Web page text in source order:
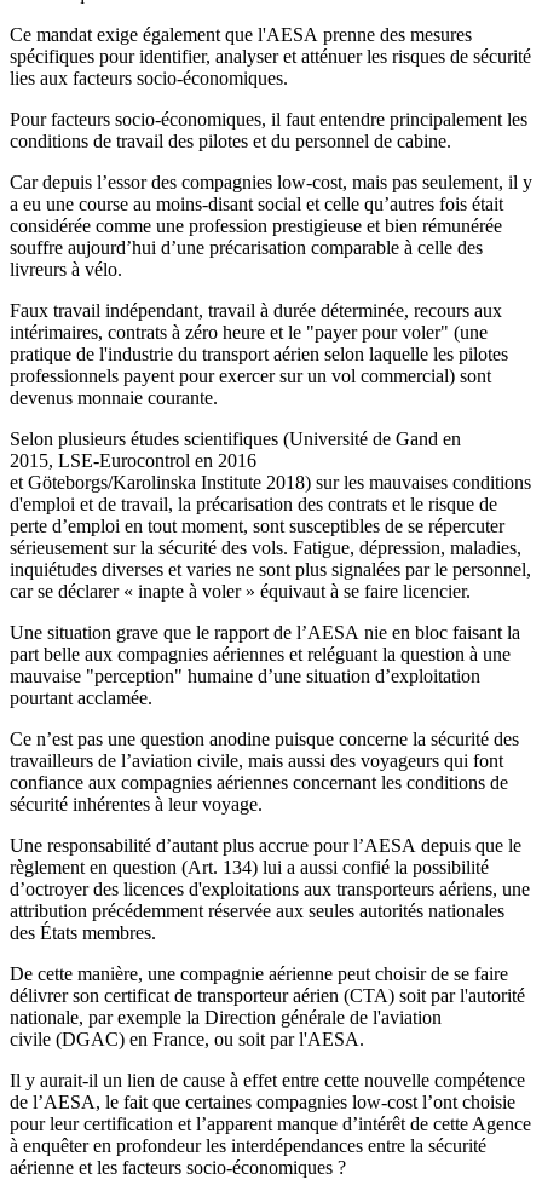
Ce mandat exige également que l'AESA prenne des mesures
spécifiques pour identifier, analyser et atténuer les risques de sécurité
lies aux facteurs socio-économiques.
Pour facteurs socio-économiques, il faut entendre principalement les
conditions de travail des pilotes et du personnel de cabine.
Car depuis l’essor des compagnies low-cost, mais pas seulement, il y
a eu une course au moins-disant social et celle qu’autres fois était
considérée comme une profession prestigieuse et bien rémunérée
souffre aujourd’hui d’une précarisation comparable à celle des
livreurs à vélo.
Faux travail indépendant, travail à durée déterminée, recours aux
intérimaires, contrats à zéro heure et le "payer pour voler" (une
pratique de l'industrie du transport aérien selon laquelle les pilotes
professionnels payent pour exercer sur un vol commercial) sont
devenus monnaie courante.
Selon plusieurs études scientifiques (Université de Gand en
2015, LSE-Eurocontrol en 2016
et Göteborgs/Karolinska Institute 2018) sur les mauvaises conditions
d'emploi et de travail, la précarisation des contrats et le risque de
perte d’emploi en tout moment, sont susceptibles de se répercuter
sérieusement sur la sécurité des vols. Fatigue, dépression, maladies,
inquiétudes diverses et varies ne sont plus signalées par le personnel,
car se déclarer « inapte à voler » équivaut à se faire licencier.
Une situation grave que le rapport de l’AESA nie en bloc faisant la
part belle aux compagnies aériennes et reléguant la question à une
mauvaise "perception" humaine d’une situation d’exploitation
pourtant acclamée.
Ce n’est pas une question anodine puisque concerne la sécurité des
travailleurs de l’aviation civile, mais aussi des voyageurs qui font
confiance aux compagnies aériennes concernant les conditions de
sécurité inhérentes à leur voyage.
Une responsabilité d’autant plus accrue pour l’AESA depuis que le
règlement en question (Art. 134) lui a aussi confié la possibilité
d’octroyer des licences d'exploitations aux transporteurs aériens, une
attribution précédemment réservée aux seules autorités nationales
des États membres.
De cette manière, une compagnie aérienne peut choisir de se faire
délivrer son certificat de transporteur aérien (CTA) soit par l'autorité
nationale, par exemple la Direction générale de l'aviation
civile (DGAC) en France, ou soit par l'AESA.
Il y aurait-il un lien de cause à effet entre cette nouvelle compétence
de l’AESA, le fait que certaines compagnies low-cost l’ont choisie
pour leur certification et l’apparent manque d’intérêt de cette Agence
à enquêter en profondeur les interdépendances entre la sécurité
aérienne et les facteurs socio-économiques ?